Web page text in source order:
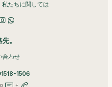
私たちに関しては
。
合わせ
1506
+